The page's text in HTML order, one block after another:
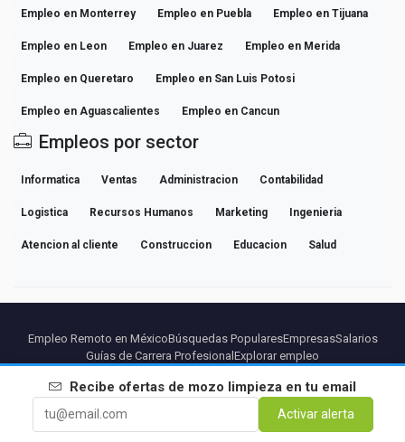
Empleo en Monterrey Empleo en Puebla Empleo en Tijuana
Empleo en Leon Empleo en Juarez Empleo en Merida
Empleo en Queretaro Empleo en San Luis Potosi
Empleo en Aguascalientes Empleo en Cancun
Empleos por sector
Informatica Ventas Administracion Contabilidad
Logistica Recursos Humanos Marketing Ingenieria
Atencion al cliente Construccion Educacion Salud
Recibe ofertas de mozo limpieza en tu email
Activar alerta
Empleo Remoto en MéxicoBúsquedas PopularesEmpresasSalarios
Guías de Carrera Profesional Explorar empleo
PartnersAviso legalPrivacidadTerminosCondiciones Premium
Cancelar Premium
Contacto